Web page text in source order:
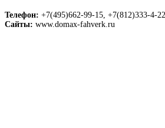
Телефон: +7(495)662-99-15, +7(812)333-4-
Сайты: www.domax-fahverk.ru